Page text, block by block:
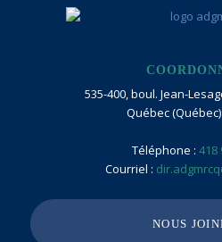
535-400, boul. Jean-
Québec (Québec)
Téléphone : 418
Courriel :
NOUS